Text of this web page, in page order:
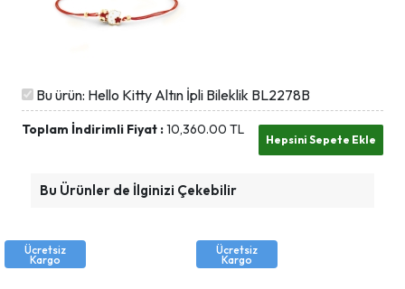
Bu ürün: Hello Kitty Altın İpli Bileklik BL2278B
Toplam İndirimli Fiyat :10,360.00 TL
Bu Ürünler de İlginizi Çekebilir
Ücretsiz
Kargo
Ücretsiz
Kargo